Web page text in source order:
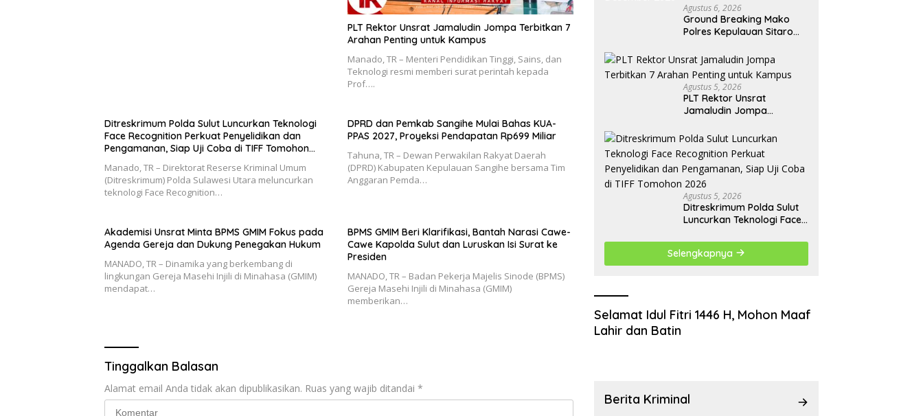
​PLT Rektor Unsrat Jamaludin Jompa Terbitkan 7
Arahan Penting untuk Kampus
Manado, TR – ​Menteri Pendidikan Tinggi, Sains, dan
Teknologi resmi memberi surat perintah kepada
Prof….
Ditreskrimum Polda Sulut Luncurkan Teknologi
Face Recognition Perkuat Penyelidikan dan
Pengamanan, Siap Uji Coba di TIFF Tomohon
Manado, TR – Direktorat Reserse Kriminal Umum
(Ditreskrimum) Polda Sulawesi Utara meluncurkan
teknologi Face Recognition…
DPRD dan Pemkab Sangihe Mulai Bahas KUA-
PPAS 2027, Proyeksi Pendapatan Rp699 Miliar
Tahuna, TR – Dewan Perwakilan Rakyat Daerah
(DPRD) Kabupaten Kepulauan Sangihe bersama Tim
Anggaran Pemda…
Akademisi Unsrat Minta BPMS GMIM Fokus pada
Agenda Gereja dan Dukung Penegakan Hukum
MANADO, TR – Dinamika yang berkembang di
lingkungan Gereja Masehi Injili di Minahasa (GMIM)
mendapat…
BPMS GMIM Beri Klarifikasi, Bantah Narasi Cawe-
Cawe Kapolda Sulut dan Luruskan Isi Surat ke
Presiden
MANADO, TR – Badan Pekerja Majelis Sinode (BPMS)
Gereja Masehi Injili di Minahasa (GMIM)
memberikan…
Tinggalkan Balasan
Alamat email Anda tidak akan dipublikasikan. Ruas yang wajib ditandai *
Agustus 6, 2026
Ground Breaking Mako
Polres Kepulauan Sitaro
Akhir Desember 2026
Agustus 5, 2026
​PLT Rektor Unsrat
Jamaludin Jompa
untuk Kampus
Agustus 5, 2026
Ditreskrimum Polda Sulut
Luncurkan Teknologi Face
Penyelidikan dan
Pengamanan, Siap Uji
Coba di TIFF Tomohon
Selengkapnya
Selamat Idul Fitri 1446 H, Mohon Maaf
Lahir dan Batin
Berita Kriminal